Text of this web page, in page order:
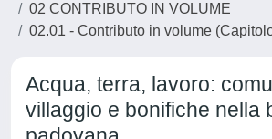
02 CONTRIBUTO IN VOLUME
02.01 - Contributo in volume
Acqua, terra, lavoro:
villaggio e bonifiche nella